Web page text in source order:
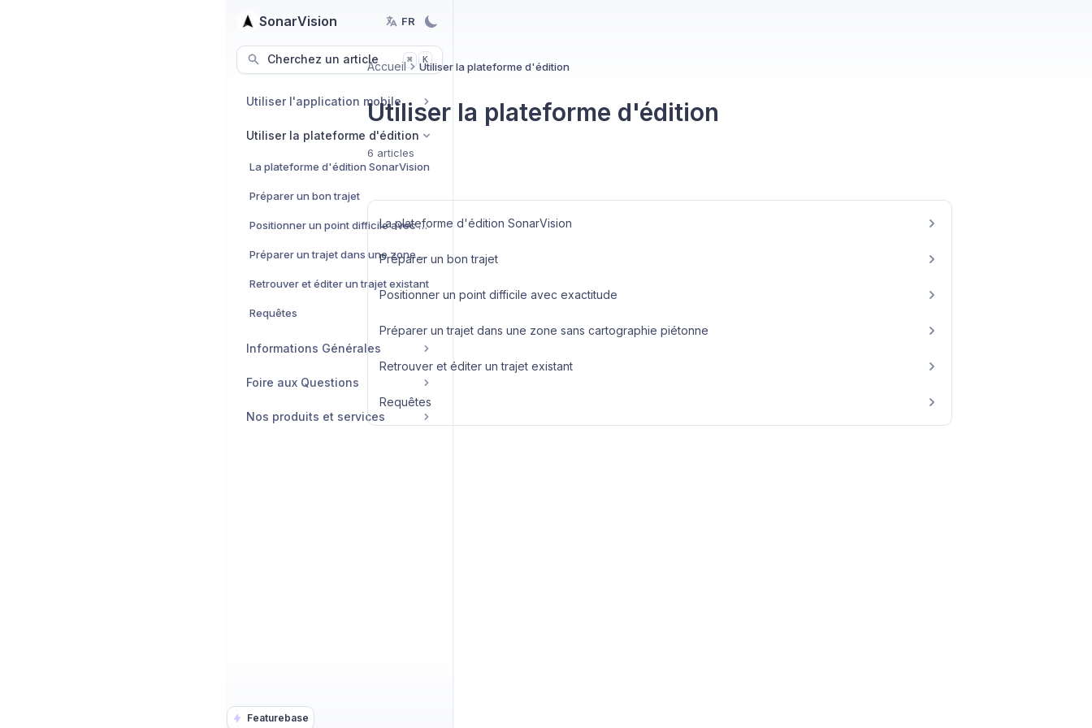
SonarVision FR
Cherchez un article ⌘ K
Featurebase
Utiliser l'application mobile
Utiliser la plateforme d'édition
La plateforme d'édition SonarVision
Préparer un bon trajet
Positionner un point difficile avec exactitude
Préparer un trajet dans une zone sans cartographie piétonne
Retrouver et éditer un trajet existant
Requêtes
Informations Générales
Foire aux Questions
Nos produits et services
Accueil Utiliser la plateforme d'édition
Utiliser la plateforme d'édition
6 articles
La plateforme d'édition SonarVision
Préparer un bon trajet
Positionner un point difficile avec exactitude
Préparer un trajet dans une zone sans cartographie piétonne
Retrouver et éditer un trajet existant
Requêtes